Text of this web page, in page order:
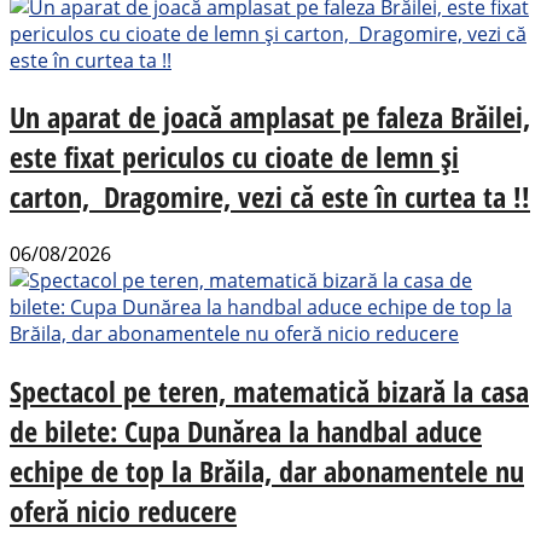
Un aparat de joacă amplasat pe faleza Brăilei,
este fixat periculos cu cioate de lemn și
carton, Dragomire, vezi că este în curtea ta !!
06/08/2026
Spectacol pe teren, matematică bizară la casa
de bilete: Cupa Dunărea la handbal aduce
echipe de top la Brăila, dar abonamentele nu
oferă nicio reducere